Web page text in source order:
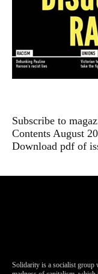
Subscribe to
Contents August
Download pdf of
Solidarity is a socialist group